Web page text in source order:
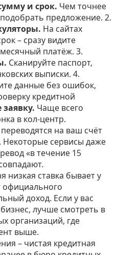
и срок. Чем точнее
предложение. 2.
На сайтах
– сразу видите
платёж. 3.
Сканируйте паспорт,
выписки. 4.
данные без ошибок,
кредитной
Чаще всего
в кол‑центр.
на ваш счёт
Некоторые сервисы даже
«в течение 15
низкая ставка бывает у
официального
доход. Если у вас
лучше смотреть в
организаций, где
выше.
– чистая кредитная